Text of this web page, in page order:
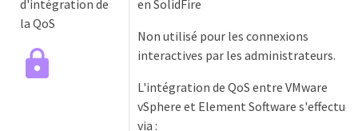
d'intégration de
la QoS
en SolidFire
Non utilisé pour les connexions
interactives par les administrateurs.
L'intégration de QoS entre VMware
vSphere et Element Software s'effectue
via :